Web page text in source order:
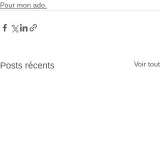
Pour mon ado.
Posts récents Voir tout